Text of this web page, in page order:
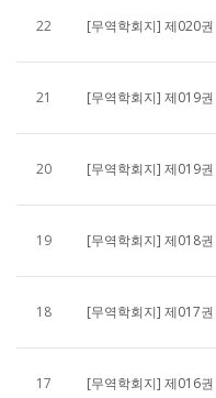
22 [무역학회지] 제020
21 [무역학회지] 제019
20 [무역학회지] 제019
19 [무역학회지] 제018
18 [무역학회지] 제017
17 [무역학회지] 제016